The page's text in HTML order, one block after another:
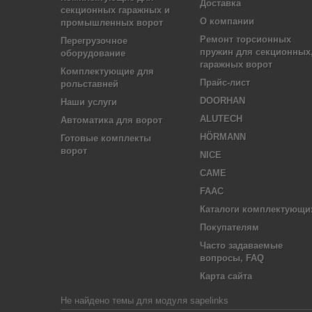
секционных гаражных и
промышленных ворот
Перегрузочное
оборудование
Комплектующие для
рольставней
Наши услуги
Автоматика для ворот
Готовые комплекты
ворот
Доставка
О компании
Ремонт торсионных
пружин для секционных,
гаражных ворот
Прайс-лист
DOORHAN
ALUTECH
HÖRMANN
NICE
CAME
FAAC
Каталоги
Покупателям
Часто задаваемые
вопросы, FAQ
Карта сайта
Не найдено темы для модуля sapelinks